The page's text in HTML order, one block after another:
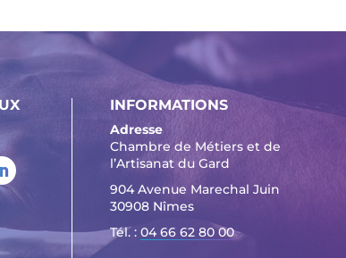
INFORMATIONS
Adresse
Chambre de Métiers et de
l’Artisanat du Gard
904 Avenue Marechal Juin
30908 Nîmes
Tél. :04 66 62 80 00